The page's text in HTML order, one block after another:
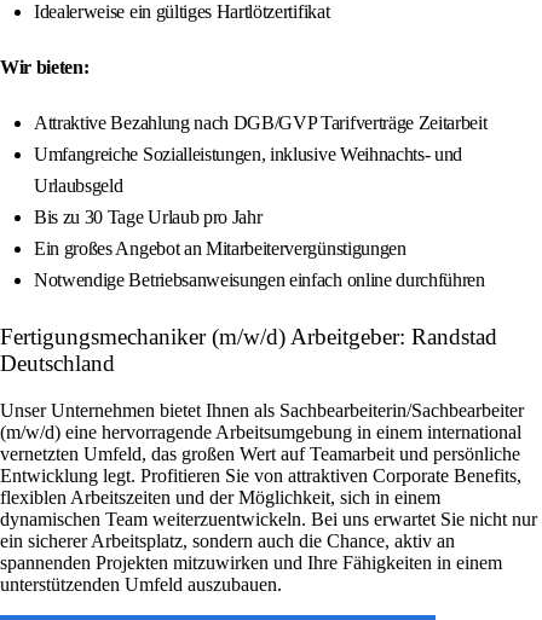
Idealerweise ein gültiges Hartlötzertifikat
Wir bieten:
Attraktive Bezahlung nach DGB/GVP Tarifverträge Zeitarbeit
Umfangreiche Sozialleistungen, inklusive Weihnachts- und
Urlaubsgeld
Bis zu 30 Tage Urlaub pro Jahr
Ein großes Angebot an Mitarbeitervergünstigungen
Notwendige Betriebsanweisungen einfach online durchführen
Fertigungsmechaniker (m/w/d) Arbeitgeber: Randstad
Deutschland
Unser Unternehmen bietet Ihnen als Sachbearbeiterin/Sachbearbeiter
(m/w/d) eine hervorragende Arbeitsumgebung in einem international
vernetzten Umfeld, das großen Wert auf Teamarbeit und persönliche
Entwicklung legt. Profitieren Sie von attraktiven Corporate Benefits,
flexiblen Arbeitszeiten und der Möglichkeit, sich in einem
dynamischen Team weiterzuentwickeln. Bei uns erwartet Sie nicht nur
ein sicherer Arbeitsplatz, sondern auch die Chance, aktiv an
spannenden Projekten mitzuwirken und Ihre Fähigkeiten in einem
unterstützenden Umfeld auszubauen.